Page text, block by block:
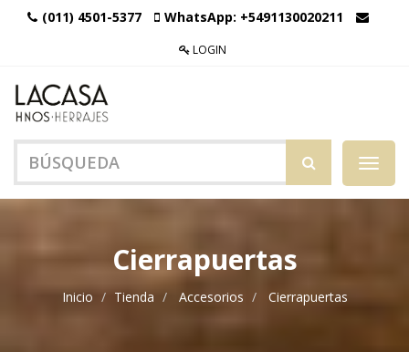
(011) 4501-5377 WhatsApp: +5491130020211
LOGIN
Menú
de
Cierrapuertas
Inicio Tienda Accesorios Cierrapuertas